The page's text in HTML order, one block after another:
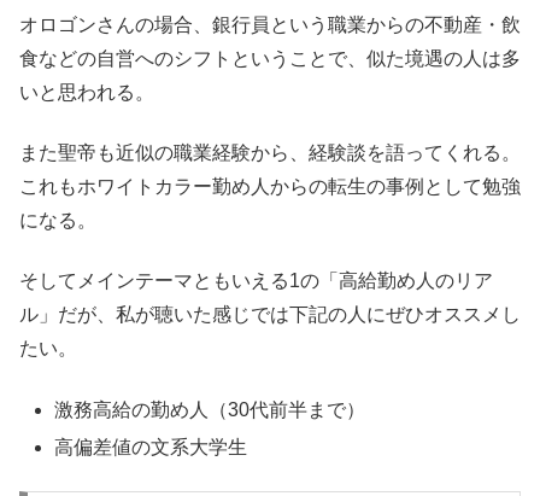
オロゴンさんの場合、銀行員という職業からの不動産・飲
食などの自営へのシフトということで、似た境遇の人は多
いと思われる。
また聖帝も近似の職業経験から、経験談を語ってくれる。
これもホワイトカラー勤め人からの転生の事例として勉強
になる。
そしてメインテーマともいえる1の「高給勤め人のリア
ル」だが、私が聴いた感じでは下記の人にぜひオススメし
たい。
激務高給の勤め人（30代前半まで）
高偏差値の文系大学生